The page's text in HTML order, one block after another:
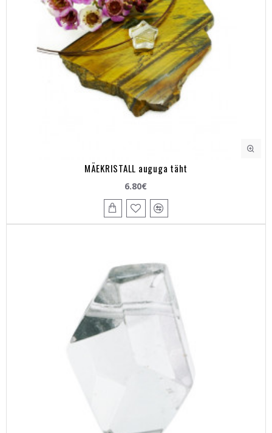
MÄEKRISTALL auguga täht
6.80€